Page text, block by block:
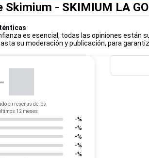
Skimium - SKIMIUM LA
es esencial, todas las opiniones están
su moderación y publicación, para
-
en reseñas de los
12 meses
-%
-%
-%
-%
-%